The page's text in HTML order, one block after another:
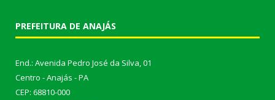
PREFEITURA DE ANAJÁS
End.: Avenida Pedro José da Silva, 01
Centro - Anajás - PA
CEP: 68810-000